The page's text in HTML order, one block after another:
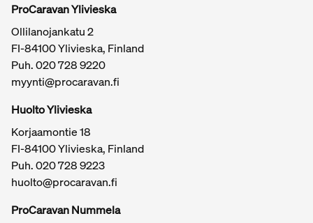
ProCaravan Ylivieska
Ollilanojankatu 2
FI-84100 Ylivieska, Finland
Puh.020 728 9220
myynti@procaravan.fi
Huolto Ylivieska
Korjaamontie 18
FI-84100 Ylivieska, Finland
Puh.020 728 9223
huolto@procaravan.fi
ProCaravan Nummela